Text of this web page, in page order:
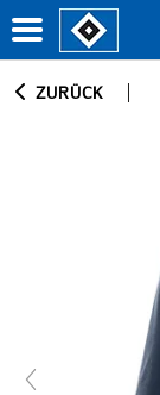
ZURÜCK